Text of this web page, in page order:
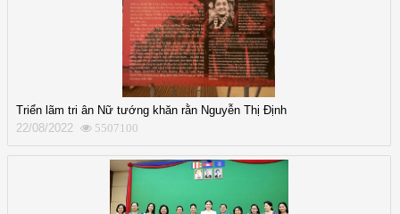
Triển lãm tri ân Nữ tướng khăn rằn Nguyễn Thị Định
22/08/2022
5507100